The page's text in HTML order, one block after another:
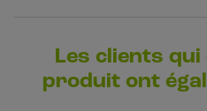
Les clients
produit ont